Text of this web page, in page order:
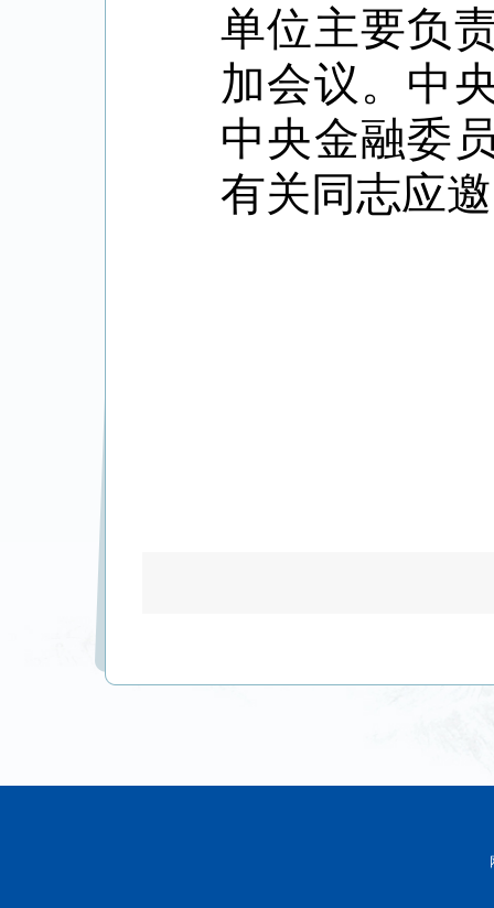
单位主要负
加会议。中
中央金融委
有关同志应